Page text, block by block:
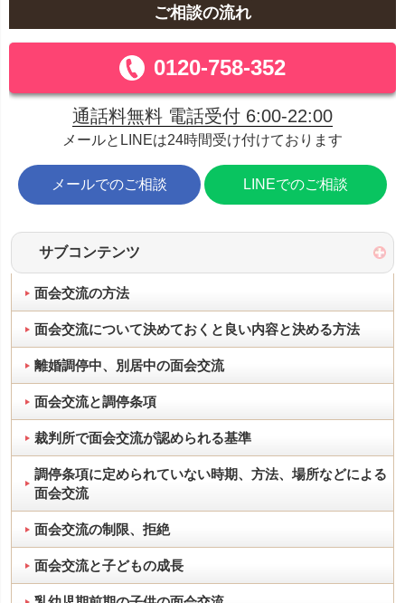
ご相談の流れ
0120-758-352
通話料無料 電話受付 6:00-22:00
メールとLINEは24時間受け付けております
メールでのご相談 LINEでのご相談
サブコンテンツ
面会交流の方法
面会交流について決めておくと良い内容と決める方法
離婚調停中、別居中の面会交流
面会交流と調停条項
裁判所で面会交流が認められる基準
調停条項に定められていない時期、方法、場所などによる
面会交流
面会交流の制限、拒絶
面会交流と子どもの成長